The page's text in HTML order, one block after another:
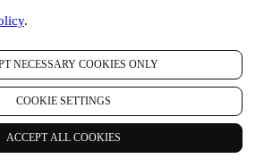
.
NECESSARY COOKIES ONLY
COOKIE SETTINGS
ACCEPT ALL COOKIES
die verband houden met onze
van betaalkaarten, fraudescreening,
systeemtests, onderhoud en statistische
moeten we mogelijk om administratieve of
contact met u opnemen. Bijvoorbeeld
van uw aankoop te sturen. We zullen
ook gebruiken om uw verzoeken te